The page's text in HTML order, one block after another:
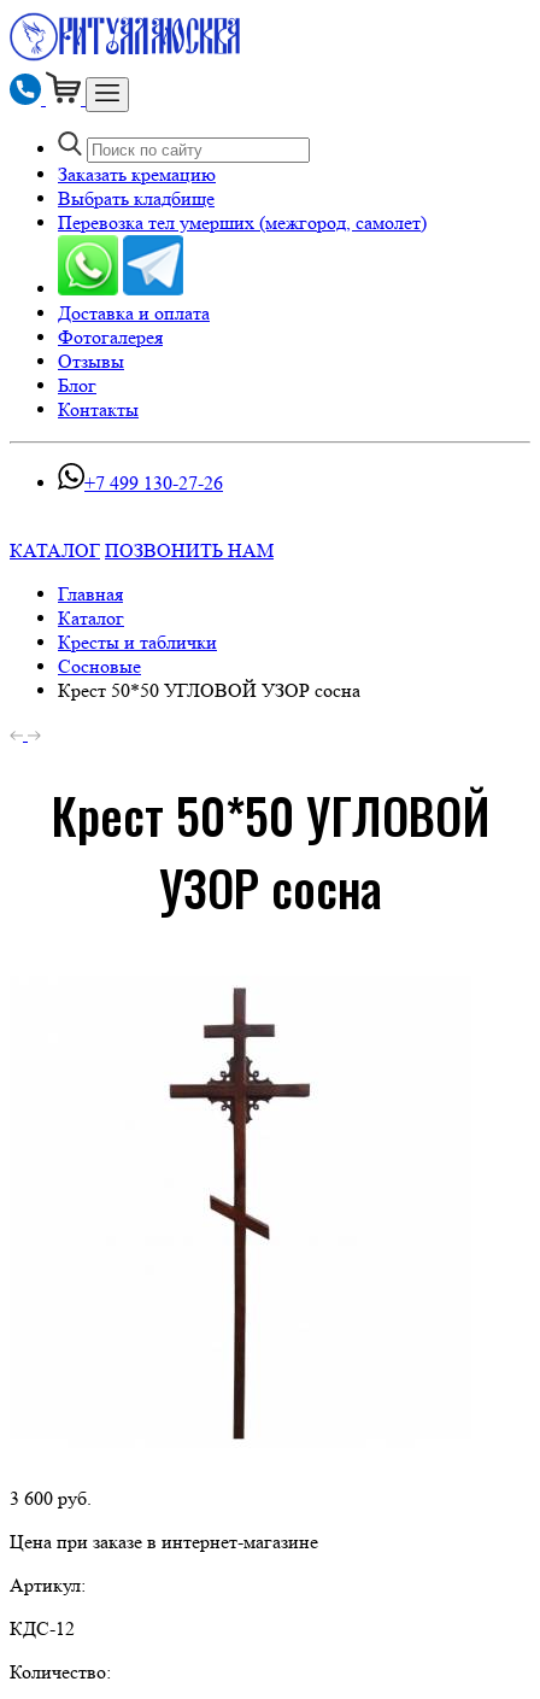
Заказать кремацию
Выбрать кладбище
Перевозка тел умерших (межгород, самолет)
Доставка и оплата
Фотогалерея
Отзывы
Блог
Контакты
+7 499 130-27-26
КАТАЛОГ ПОЗВОНИТЬ НАМ
Главная
Каталог
Кресты и таблички
Сосновые
Крест 50*50 УГЛОВОЙ УЗОР сосна
Крест 50*50 УГЛОВОЙ
УЗОР сосна
3 600 руб.
Цена при заказе в интернет-магазине
Артикул:
КДС-12
Количество: